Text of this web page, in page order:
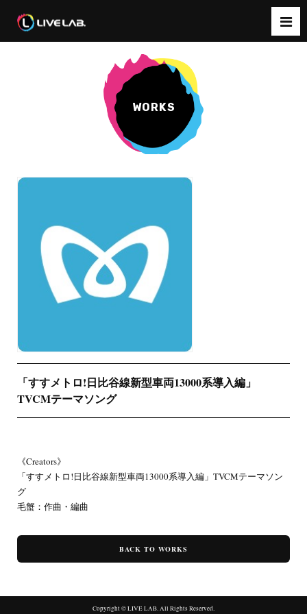
WORKS
「すすメトロ!日比谷線新型車両13000系導入編」
TVCMテーマソング
《Creators》
「すすメトロ!日比谷線新型車両13000系導入編」TVCMテーマソン
グ
毛蟹：作曲・編曲
BACK TO WORKS
Copyright © LIVE LAB. All Rights Reserved.